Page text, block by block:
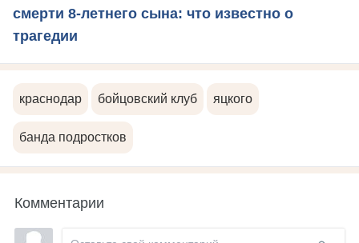
смерти 8-летнего сына: что известно о
трагедии
краснодар бойцовский клуб яцкого
банда подростков
Комментарии